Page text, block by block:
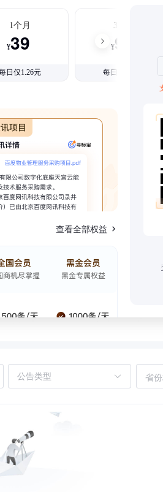
1个月
¥39
日仅1.26元
3个月
¥99
每日仅1.08元
查看全部权益
省